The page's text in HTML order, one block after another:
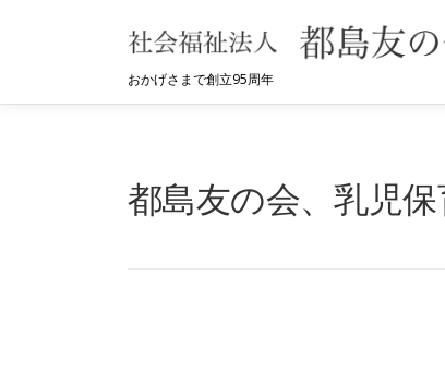
ン
おかげさまで創立95周年
都島友の会、乳児